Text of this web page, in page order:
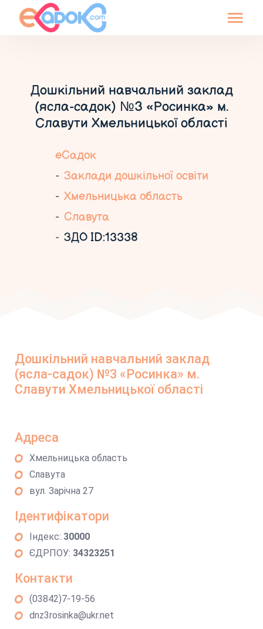
Дошкільний навчальний заклад
(ясла-садок) №3 «Росинка» м.
Славути Хмельницької області
еСадок
Заклади дошкільної освіти
Хмельницька область
Славута
ЗДО ID:13338
Дошкільний навчальний заклад
(ясла-садок) №3 «Росинка» м.
Славути Хмельницької області
Адреса
Хмельницька область
Славута
вул. Зарічна 27
Ідентифікатори
Індекс: 30000
ЄДРПОУ: 34323251
Контакти
(03842)7-19-56
dnz3rosinka@ukr.net